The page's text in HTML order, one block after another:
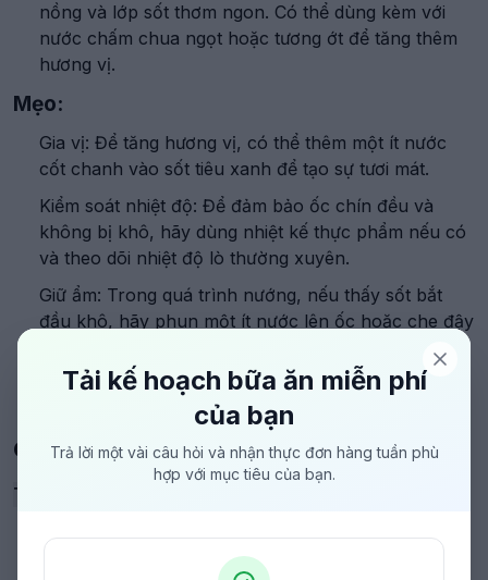
Tải kế hoạch bữa ăn miễn phí
của bạn
Trả lời một vài câu hỏi và nhận thực đơn hàng tuần phù
hợp với mục tiêu của bạn.
nồng và lớp sốt thơm ngon. Có thể dùng kèm với
nước chấm chua ngọt hoặc tương ớt để tăng thêm
hương vị.
Mẹo:
Gia vị: Để tăng hương vị, có thể thêm một ít nước
cốt chanh vào sốt tiêu xanh để tạo sự tươi mát.
Kiểm soát nhiệt độ: Để đảm bảo ốc chín đều và
không bị khô, hãy dùng nhiệt kế thực phẩm nếu có
và theo dõi nhiệt độ lò thường xuyên.
Giữ ẩm: Trong quá trình nướng, nếu thấy sốt bắt
đầu khô, hãy phun một ít nước lên ốc hoặc che đậy
bằng giấy bạc để giữ ẩm và tạo lớp sốt giòn đẹp
mắt.
CÔNG THỨC CHẾ BIẾN NÂNG CAO
Tinh Hoa